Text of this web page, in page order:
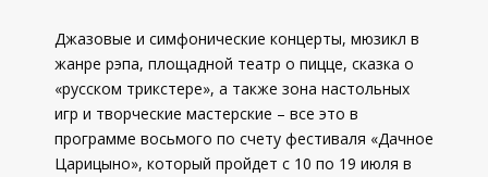
Джазовые и симфонические концерты, мюзикл в
жанре рэпа, площадной театр о пицце, сказка о
«русском трикстере», а также зона настольных
игр и творческие мастерские – все это в
программе восьмого по счету фестиваля «Дачное
Царицыно», который пройдет с 10 по 19 июля в